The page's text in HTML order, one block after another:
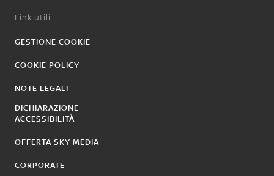
Link utili:
GESTIONE COOKIE
COOKIE POLICY
NOTE LEGALI
DICHIARAZIONE
ACCESSIBILITÀ
OFFERTA SKY MEDIA
CORPORATE